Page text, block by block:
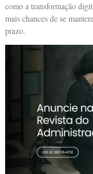
como a transformação
mais chances de se
prazo.